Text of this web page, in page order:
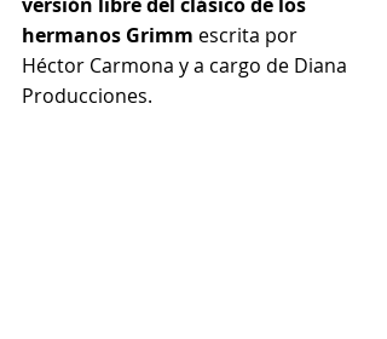
versión libre del clásico de los
hermanos Grimm escrita por
Héctor Carmona y a cargo de Diana
Producciones.